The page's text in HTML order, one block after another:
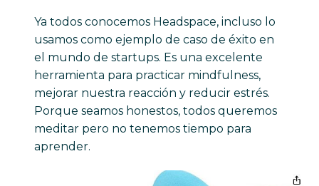
Ya todos conocemos Headspace, incluso lo
usamos como ejemplo de caso de éxito en
el mundo de startups. Es una excelente
herramienta para practicar mindfulness,
mejorar nuestra reacción y reducir estrés.
Porque seamos honestos, todos queremos
meditar pero no tenemos tiempo para
aprender.